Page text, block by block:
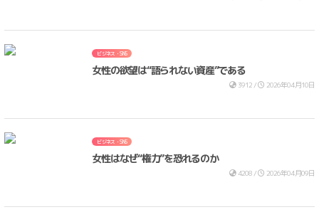
ビジネス・SNS
女性の欲望は“語られない資産”である
3912 / 2026年04月10日
ビジネス・SNS
女性はなぜ“権力”を恐れるのか
4208 / 2026年04月09日